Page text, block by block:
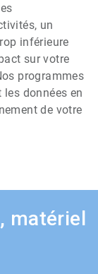
un
inférieure
sur votre
programmes
données en
de votre
matériel